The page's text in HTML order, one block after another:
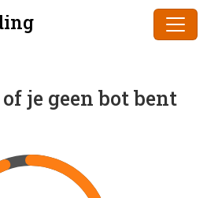
je geen bot bent